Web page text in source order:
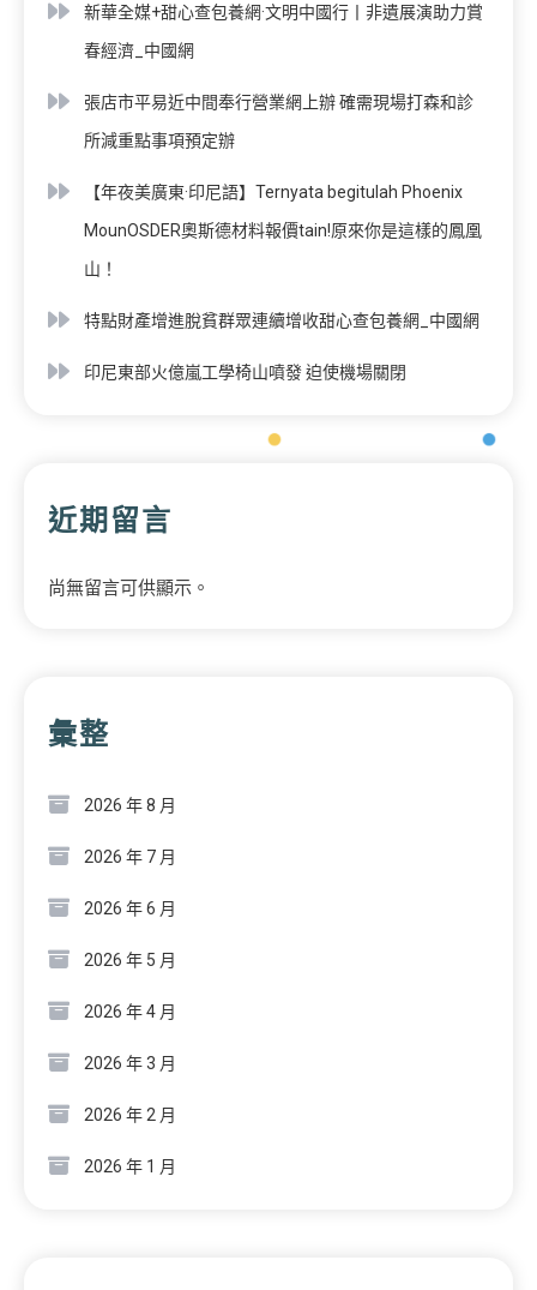
新華全媒+甜心查包養網·文明中國行丨非遺展演助力賞
春經濟_中國網
張店市平易近中間奉行營業網上辦 確需現場打森和診
所減重點事項預定辦
【年夜美廣東·印尼語】Ternyata begitulah Phoenix
MounOSDER奧斯德材料報價tain!原來你是這樣的鳳凰
山！
特點財產增進脫貧群眾連續增收甜心查包養網_中國網
印尼東部火億嵐工學椅山噴發 迫使機場關閉
近期留言
尚無留言可供顯示。
彙整
2026 年 8 月
2026 年 7 月
2026 年 6 月
2026 年 5 月
2026 年 4 月
2026 年 3 月
2026 年 2 月
2026 年 1 月